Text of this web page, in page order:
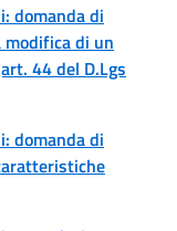
domanda di
di un
44 del D.Lgs
domanda di